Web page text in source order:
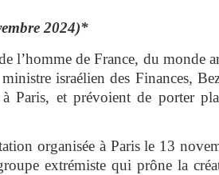
2024)*
l’homme de France, du monde
israélien des Finances,
Paris, et prévoient de porter
organisée à Paris le 13
extrémiste qui prône la